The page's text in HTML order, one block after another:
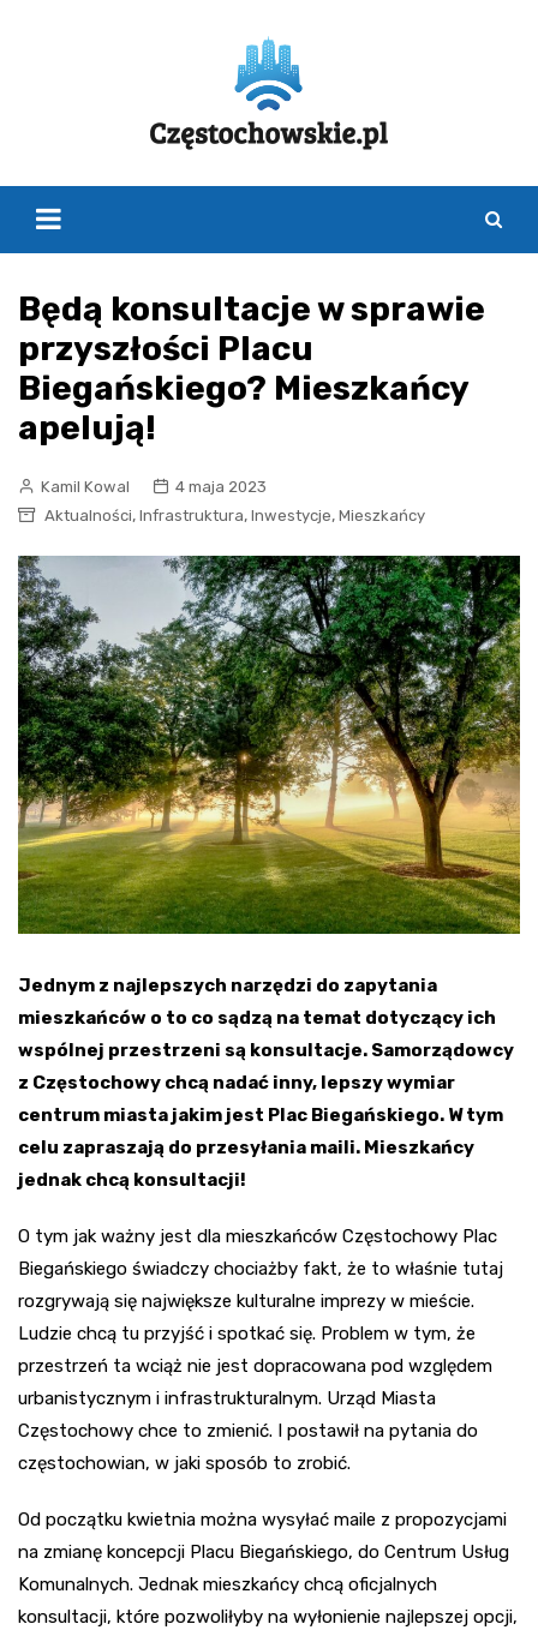
Będą konsultacje w sprawie
przyszłości Placu
Biegańskiego? Mieszkańcy
apelują!
Kamil Kowal
4 maja 2023
Aktualności, Infrastruktura, Inwestycje, Mieszkańcy
Jednym z najlepszych narzędzi do zapytania
mieszkańców o to co sądzą na temat dotyczący ich
wspólnej przestrzeni są konsultacje. Samorządowcy
z Częstochowy chcą nadać inny, lepszy wymiar
centrum miasta jakim jest Plac Biegańskiego. W tym
celu zapraszają do przesyłania maili. Mieszkańcy
jednak chcą konsultacji!
O tym jak ważny jest dla mieszkańców Częstochowy Plac
Biegańskiego świadczy chociażby fakt, że to właśnie tutaj
rozgrywają się największe kulturalne imprezy w mieście.
Ludzie chcą tu przyjść i spotkać się. Problem w tym, że
przestrzeń ta wciąż nie jest dopracowana pod względem
urbanistycznym i infrastrukturalnym. Urząd Miasta
Częstochowy chce to zmienić. I postawił na pytania do
częstochowian, w jaki sposób to zrobić.
Od początku kwietnia można wysyłać maile z propozycjami
na zmianę koncepcji Placu Biegańskiego, do Centrum Usług
Komunalnych. Jednak mieszkańcy chcą oficjalnych
konsultacji, które pozwoliłyby na wyłonienie najlepszej opcji,